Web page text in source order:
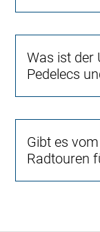
Was ist der
Pedelecs
Gibt es
Radtouren